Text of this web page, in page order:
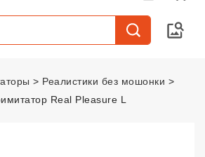
Реалистики без мошонки
Real Pleasure L